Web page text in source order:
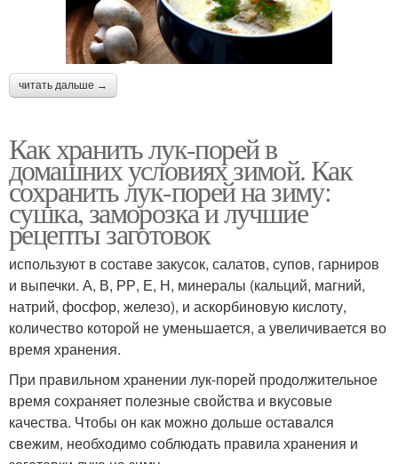
читать дальше →
Как хранить лук-порей в
домашних условиях зимой. Как
сохранить лук-порей на зиму:
сушка, заморозка и лучшие
рецепты заготовок
используют в составе закусок, салатов, супов, гарниров
и выпечки. А, В, РР, Е, Н, минералы (кальций, магний,
натрий, фосфор, железо), и аскорбиновую кислоту,
количество которой не уменьшается, а увеличивается во
время хранения.
При правильном хранении лук-порей продолжительное
время сохраняет полезные свойства и вкусовые
качества. Чтобы он как можно дольше оставался
свежим, необходимо соблюдать правила хранения и